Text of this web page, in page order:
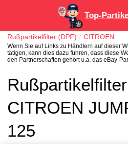
Top-
Rußpartikelfilter (DPF) CITROEN
Wenn Sie auf Links zu Händlern auf dieser
tätigen, kann dies dazu führen, dass diese
den Partnerschaften gehört u.a. das eBay-
CITROEN
125